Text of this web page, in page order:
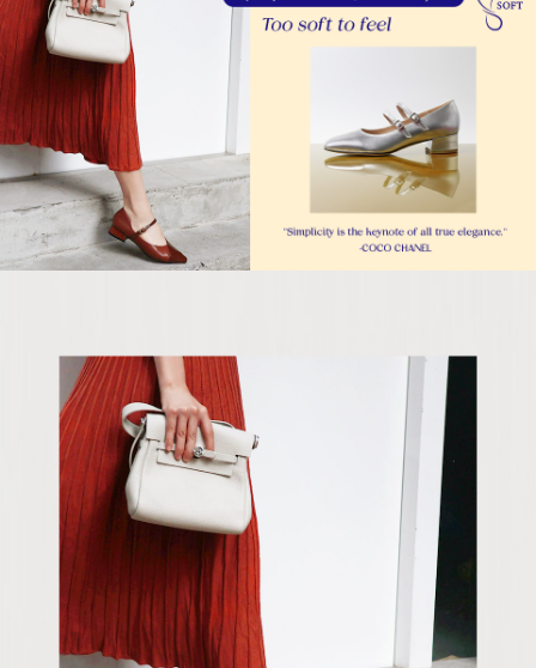
易，需依本服務之必要範圍內提供個人資料，並將交易相關給付款項請求債
權轉讓予恩沛科技股份有限公司。
２．關於個人資料處理事宜，請瀏覽以下網址：
https://aftee.tw/terms/#terms3
３．未成年的使用者請事先徵得法定代理人或監護人之同意方可使用
「AFTEE先享後付」，若未經同意申辦者引起之損失，本公司不負相關責
任。
４．使用「AFTEE先享後付」時，將依據個別帳號之用戶狀況，依本公司即
時審查核予不同之上限額度；若仍有額度不足之情形，本公司將視審查結果
請求用戶進行身份認證。
５．嚴禁一人註冊多個帳號或使用他人資訊註冊。若發現惡意使用之情形，
恩沛科技股份有限公司將有權停止該用戶之使用額度並採取法律行動。